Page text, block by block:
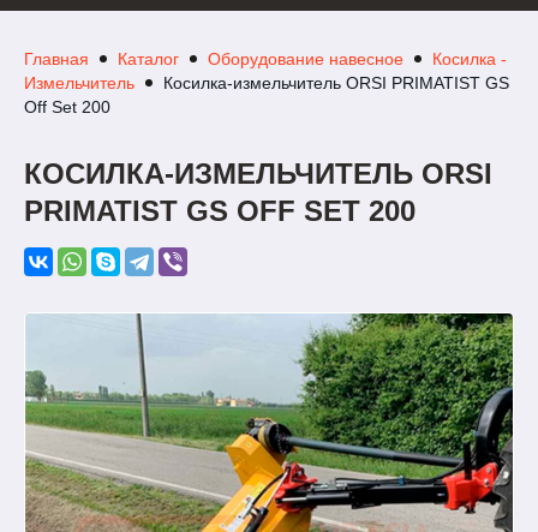
Главная Каталог Оборудование навесное
Косилка -
Измельчитель
Косилка-измельчитель ORSI PRIMATIST GS
Off Set 200
КОСИЛКА-ИЗМЕЛЬЧИТЕЛЬ ORSI
PRIMATIST GS OFF SET 200